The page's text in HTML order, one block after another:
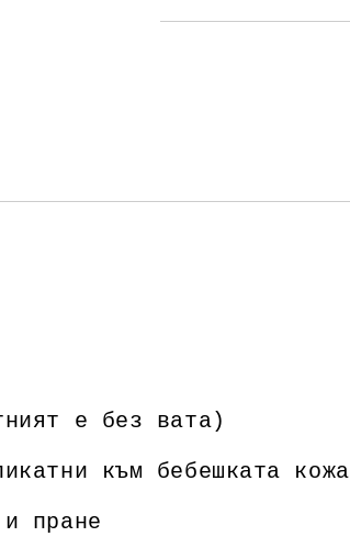
е без вата)
към бебешката кожа
пране